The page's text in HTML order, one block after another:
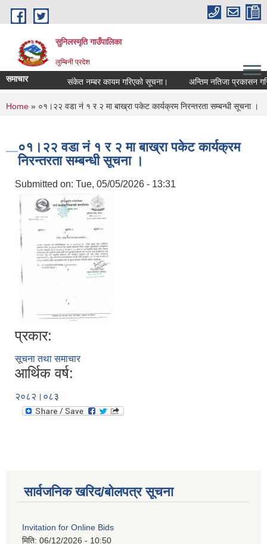
Skip to main content
सुनिलस्मृति गाउँपालिका
लुम्बिनी प्रदेश
समाचार संकेत नम्बर कायम गरिएको सूचना। अन्तिम नतिजा प्रकासन
You are here
Home » ०१।२२ वडा नं १ र २ मा बाख्रा पकेट कार्यक्रम निरन्तरता सम्बन्धी सूचना ।
०१।२२ वडा नं १ र २ मा बाख्रा पकेट कार्यक्रम
निरन्तरता सम्बन्धी सूचना ।
Submitted on: Tue, 05/05/2026 - 13:31
प्रकार:
सूचना तथा समाचार
आर्थिक वर्ष:
२०८२।०८३
सार्वजनिक खरिद/बोलपत्र सूचना
Invitation for Online Bids
मिति: 06/12/2026 - 10:50